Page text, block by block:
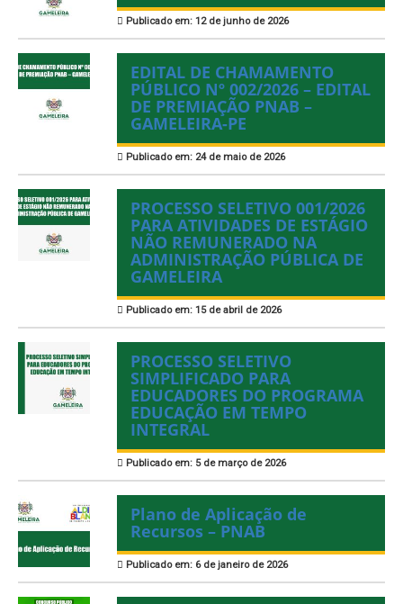
Publicado em: 12 de junho de 2026
EDITAL DE CHAMAMENTO
PÚBLICO Nº 002/2026 – EDITAL
DE PREMIAÇÃO PNAB –
GAMELEIRA-PE
Publicado em: 24 de maio de 2026
PROCESSO SELETIVO 001/2026
PARA ATIVIDADES DE ESTÁGIO
NÃO REMUNERADO NA
ADMINISTRAÇÃO PÚBLICA DE
GAMELEIRA
Publicado em: 15 de abril de 2026
PROCESSO SELETIVO
SIMPLIFICADO PARA
EDUCADORES DO PROGRAMA
EDUCAÇÃO EM TEMPO
INTEGRAL
Publicado em: 5 de março de 2026
Plano de Aplicação de
Recursos – PNAB
Publicado em: 6 de janeiro de 2026